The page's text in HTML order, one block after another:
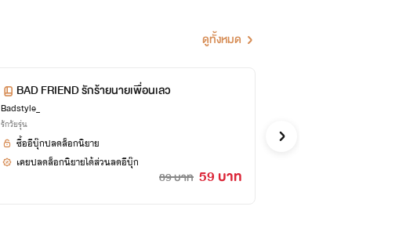
ดูทั้งหมด
BAD FRIEND รักร้ายนายเพื่อนเลว
Badstyle_
รักวัยรุ่น
89 บาท 59 บาท
ซื้ออีบุ๊กปลดล็อกนิยาย
เคยปลดล็อกนิยายได้ส่วนลดอีบุ๊ก